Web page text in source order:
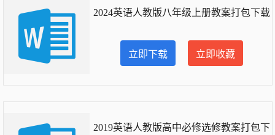
2024英语人教版八年级上册教案打包下载
立即下载 立即收藏
2019英语人教版高中必修选修教案打包下